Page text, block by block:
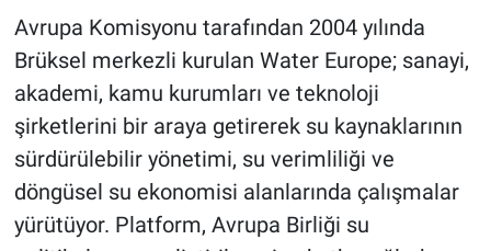
Avrupa Komisyonu tarafından 2004 yılında
Brüksel merkezli kurulan Water Europe; sanayi,
akademi, kamu kurumları ve teknoloji
şirketlerini bir araya getirerek su kaynaklarının
sürdürülebilir yönetimi, su verimliliği ve
döngüsel su ekonomisi alanlarında çalışmalar
yürütüyor. Platform, Avrupa Birliği su